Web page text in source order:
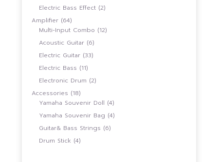
Electric Bass Effect 22
Amplifier 6464
สินค้า
Multi-Input Combo 1212
Acoustic Guitar 66
สินค้า
Electric Guitar 3333
Electric Bass 1111
สินค้า
Electronic Drum 22
Accessories 1818
สินค้า
Yamaha Souvenir Doll 44
สินค้า
Yamaha Souvenir Bag 44
Guitar& Bass Strings 66
Drum Stick 44